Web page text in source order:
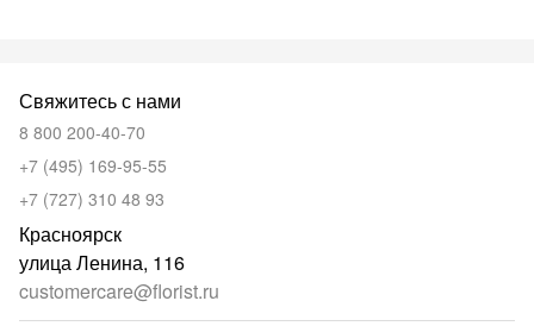
Свяжитесь с нами
8 800 200-40-70
+7 (495) 169-95-55
+7 (727) 310 48 93
Красноярск
улица Ленина, 116
customercare@florist.ru